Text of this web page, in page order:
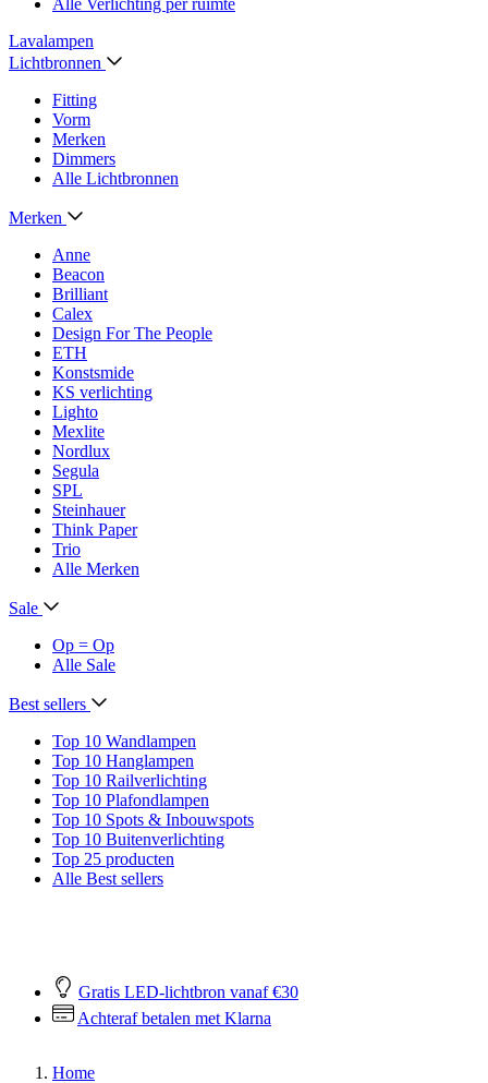
Alle Verlichting per ruimte
Lavalampen
Lichtbronnen
Fitting
Vorm
Merken
Dimmers
Alle Lichtbronnen
Merken
Anne
Beacon
Brilliant
Calex
Design For The People
ETH
Konstsmide
KS verlichting
Lighto
Mexlite
Nordlux
Segula
SPL
Steinhauer
Think Paper
Trio
Alle Merken
Sale
Op = Op
Alle Sale
Best sellers
Top 10 Wandlampen
Top 10 Hanglampen
Top 10 Railverlichting
Top 10 Plafondlampen
Top 10 Spots & Inbouwspots
Top 10 Buitenverlichting
Top 25 producten
Alle Best sellers
Gratis LED-lichtbron vanaf €30
Achteraf betalen met Klarna
Home